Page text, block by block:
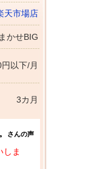
天市場店
かせBIG
以下/月
3カ月
さんの声
しま